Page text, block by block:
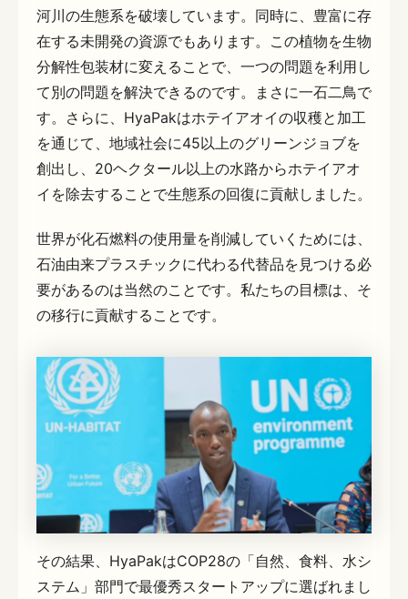
河川の生態系を破壊しています。同時に、豊富に存
在する未開発の資源でもあります。この植物を生物
分解性包装材に変えることで、一つの問題を利用し
て別の問題を解決できるのです。まさに一石二鳥で
す。さらに、HyaPakはホテイアオイの収穫と加工
を通じて、地域社会に45以上のグリーンジョブを
創出し、20ヘクタール以上の水路からホテイアオ
イを除去することで生態系の回復に貢献しました。
世界が化石燃料の使用量を削減していくためには、
石油由来プラスチックに代わる代替品を見つける必
要があるのは当然のことです。私たちの目標は、そ
の移行に貢献することです。
その結果、HyaPakはCOP28の「自然、食料、水シ
ステム」部門で最優秀スタートアップに選ばれまし